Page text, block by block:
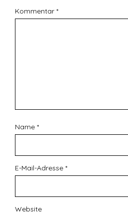
Kommentar *
Name *
E-Mail-Adresse *
Website